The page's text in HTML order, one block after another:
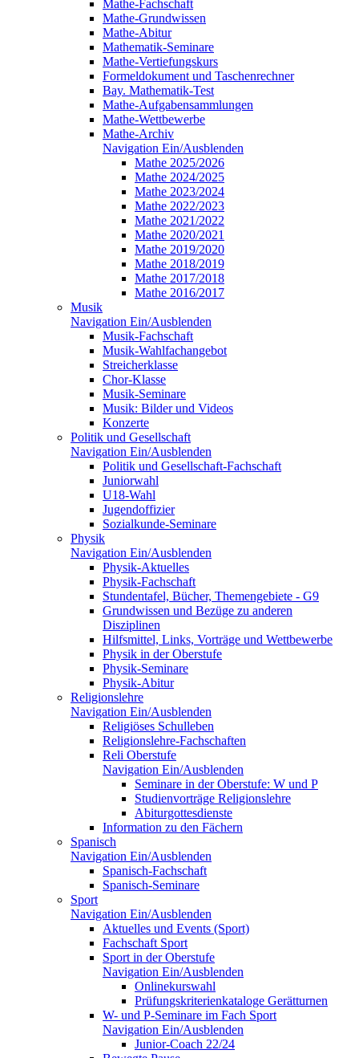
Mathe-Fachschaft
Mathe-Grundwissen
Mathe-Abitur
Mathematik-Seminare
Mathe-Vertiefungskurs
Formeldokument und Taschenrechner
Bay. Mathematik-Test
Mathe-Aufgabensammlungen
Mathe-Wettbewerbe
Mathe-Archiv
Navigation Ein/Ausblenden
Mathe 2025/2026
Mathe 2024/2025
Mathe 2023/2024
Mathe 2022/2023
Mathe 2021/2022
Mathe 2020/2021
Mathe 2019/2020
Mathe 2018/2019
Mathe 2017/2018
Mathe 2016/2017
Musik
Navigation Ein/Ausblenden
Musik-Fachschaft
Musik-Wahlfachangebot
Streicherklasse
Chor-Klasse
Musik-Seminare
Musik: Bilder und Videos
Konzerte
Politik und Gesellschaft
Navigation Ein/Ausblenden
Politik und Gesellschaft-Fachschaft
Juniorwahl
U18-Wahl
Jugendoffizier
Sozialkunde-Seminare
Physik
Navigation Ein/Ausblenden
Physik-Aktuelles
Physik-Fachschaft
Stundentafel, Bücher, Themengebiete - G9
Grundwissen und Bezüge zu anderen
Disziplinen
Hilfsmittel, Links, Vorträge und Wettbewerbe
Physik in der Oberstufe
Physik-Seminare
Physik-Abitur
Religionslehre
Navigation Ein/Ausblenden
Religiöses Schulleben
Religionslehre-Fachschaften
Reli Oberstufe
Navigation Ein/Ausblenden
Seminare in der Oberstufe: W und P
Studienvorträge Religionslehre
Abiturgottesdienste
Information zu den Fächern
Spanisch
Navigation Ein/Ausblenden
Spanisch-Fachschaft
Spanisch-Seminare
Sport
Navigation Ein/Ausblenden
Aktuelles und Events (Sport)
Fachschaft Sport
Sport in der Oberstufe
Navigation Ein/Ausblenden
Onlinekurswahl
Prüfungskriterienkataloge Gerätturnen
W- und P-Seminare im Fach Sport
Navigation Ein/Ausblenden
Junior-Coach 22/24